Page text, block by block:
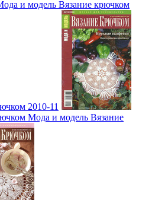
и модель Вязание крючком
2010-11
Мода и модель Вязание